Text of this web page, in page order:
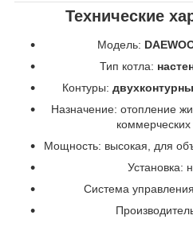
Технические
Модель:
Тип котла:
Контуры:
Назначение: отопление
коммерческих
Мощность: высокая, для
Установка:
Система